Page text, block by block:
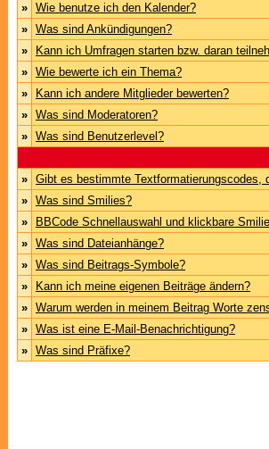
» Wie benutze ich den Kalender?
» Was sind Ankündigungen?
»
Kann ich Umfragen starten bzw. daran
» Wie bewerte ich ein Thema?
»
Kann ich andere Mitglieder bewerten?
» Was sind Moderatoren?
» Was sind Benutzerlevel?
» Gibt es bestimmte Textformatierungscodes,
» Was sind Smilies?
»
BBCode Schnellauswahl und klickbare
» Was sind Dateianhänge?
» Was sind Beitrags-Symbole?
»
Kann ich meine eigenen Beiträge ändern?
» Warum werden in meinem Beitrag Worte
» Was ist eine E-Mail-Benachrichtigung?
» Was sind Präfixe?